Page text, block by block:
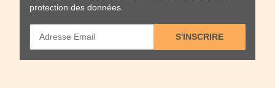
protection des données
S'INSCRIRE